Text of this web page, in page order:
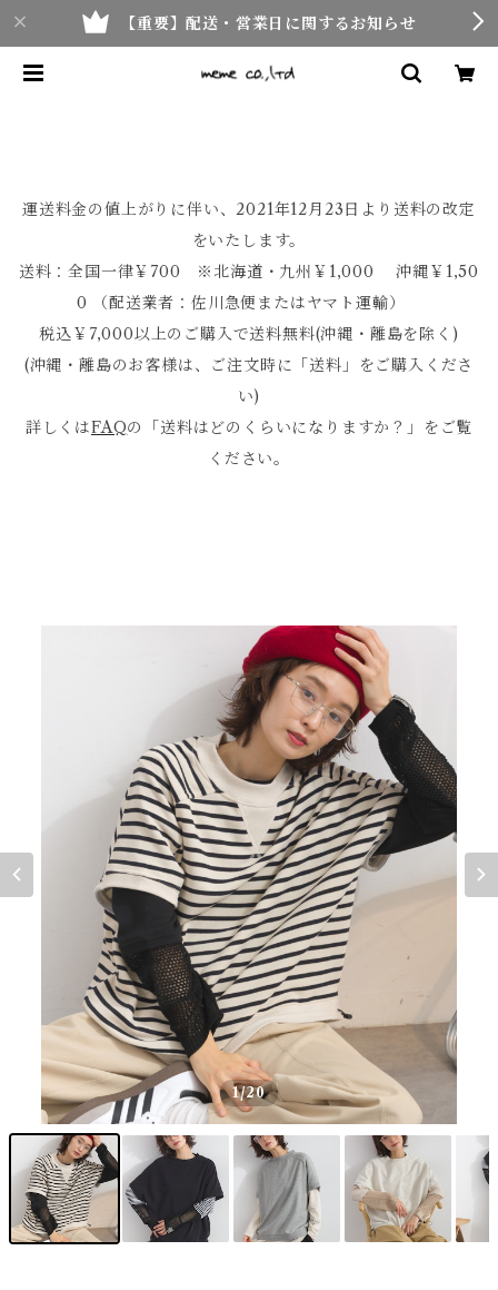
【重要】配送・営業日に関するお知らせ
運送料金の値上がりに伴い、2021年12月23日より送料の改定
をいたします。
送料：全国一律￥700 ※北海道・九州￥1,000 沖縄￥1,50
0 （配送業者：佐川急便またはヤマト運輸）
税込￥7,000以上のご購入で送料無料(沖縄・離島を除く)
(沖縄・離島のお客様は、ご注文時に「送料」をご購入くださ
い)
詳しくはFAQの「送料はどのくらいになりますか？」をご覧
ください。
1/20